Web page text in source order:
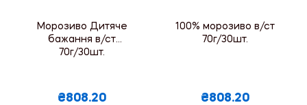
Морозиво Дитяче
бажання в/ст
70г/30шт.
₴808.20
100% морозиво в/ст
70г/30шт.
₴808.20